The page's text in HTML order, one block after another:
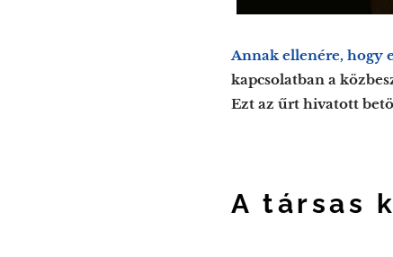
Annak ellenére, hogy
kapcsolatban a
Ezt az űrt hivatott
A társas